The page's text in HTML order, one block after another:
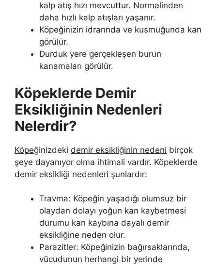
kalp atış hızı mevcuttur. Normalinden
daha hızlı kalp atışları yaşanır.
Köpeğinizin idrarında ve kusmuğunda kan
görülür.
Durduk yere gerçekleşen burun
kanamaları görülür.
Köpeklerde Demir
Eksikliğinin Nedenleri
Nelerdir?
Köpeğinizdeki demir eksikliğinin nedeni birçok
şeye dayanıyor olma ihtimali vardır. Köpeklerde
demir eksikliği nedenleri şunlardır:
Travma: Köpeğin yaşadığı olumsuz bir
olaydan dolayı yoğun kan kaybetmesi
durumu kan kaybına dayalı demir
eksikliğine neden olur.
Parazitler: Köpeğinizin bağırsaklarında,
vücudunun herhangi bir yerinde